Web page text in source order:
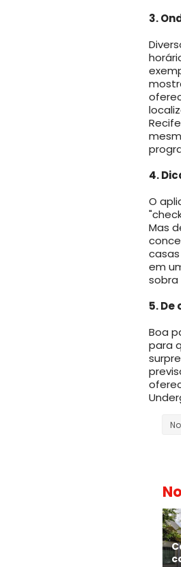
3.
4.
O
Mas
em
5. De
Boa
para